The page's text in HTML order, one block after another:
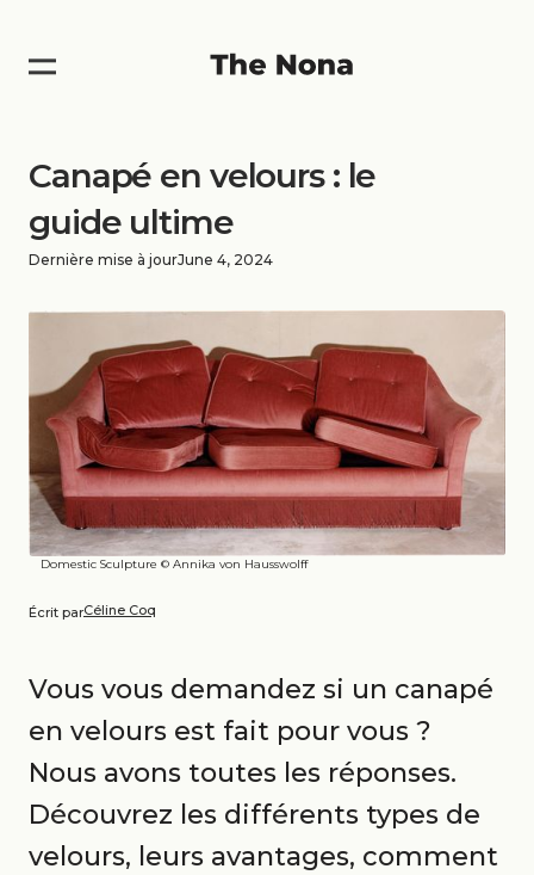
Canapé en velours : le
guide ultime
Dernière mise à jourJune 4, 2024
Domestic Sculpture © Annika von Hausswolff
Écrit parCéline Coq
Vous vous demandez si un canapé
en velours est fait pour vous ?
Nous avons toutes les réponses.
Découvrez les différents types de
velours, leurs avantages, comment